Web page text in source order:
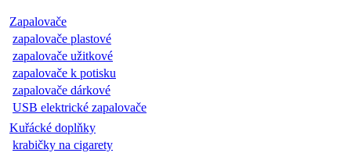
Zapalovače
zapalovače plastové
zapalovače užitkové
zapalovače k potisku
zapalovače dárkové
USB elektrické zapalovače
Kuřácké doplňky
krabičky na cigarety